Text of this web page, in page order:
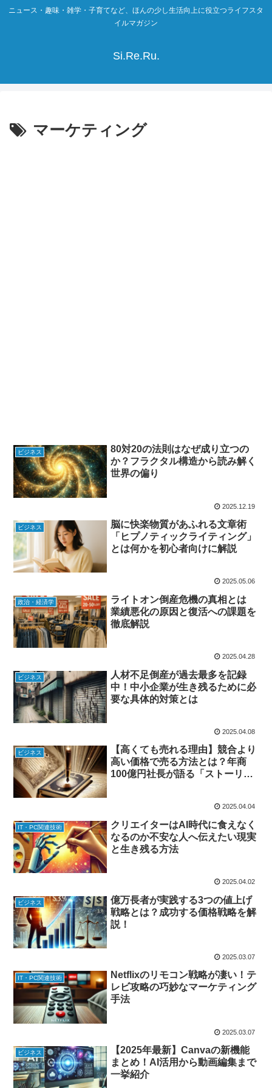
ニュース・趣味・雑学・子育てなど、ほんの少し生活向上に役立つライフスタ
イルマガジン
Si.Re.Ru.
マーケティング
ビジネス
80対20の法則はなぜ成り立つの
か？フラクタル構造から読み解く
世界の偏り
2025.12.19
ビジネス
脳に快楽物質があふれる文章術
「ヒプノティックライティング」
とは何かを初心者向けに解説
2025.05.06
政治・経済学
ライトオン倒産危機の真相とは
業績悪化の原因と復活への課題を
徹底解説
2025.04.28
ビジネス
人材不足倒産が過去最多を記録
中！中小企業が生き残るために必
要な具体的対策とは
2025.04.08
ビジネス
【高くても売れる理由】競合より
高い価格で売る方法とは？年商
100億円社長が語る「ストーリー
2025.04.04
IT・PC関連技術
クリエイターはAI時代に食えなく
なるのか不安な人へ伝えたい現実
と生き残る方法
2025.04.02
ビジネス
億万長者が実践する3つの値上げ
戦略とは？成功する価格戦略を解
説！
2025.03.07
IT・PC関連技術
Netflixのリモコン戦略が凄い！テ
レビ攻略の巧妙なマーケティング
手法
2025.03.07
ビジネス
【2025年最新】Canvaの新機能
まとめ！AI活用から動画編集まで
一挙紹介